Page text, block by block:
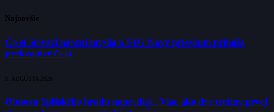
Najnovšie
Čo si Slováci naozaj myslia o EÚ? Nový prieskum prináša
prekvapivé čísla
8. AUGUSTA 2026
Obnova Spišského hradu napreduje. Viac ako dve tretiny prvej